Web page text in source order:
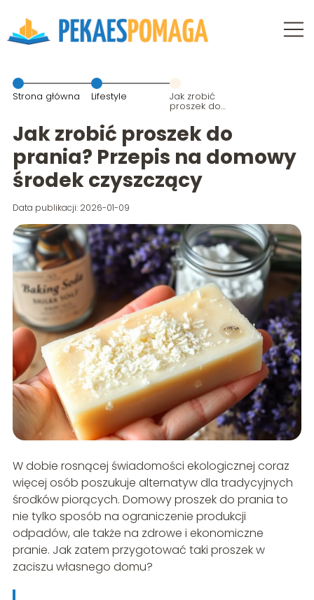
Strona główna Lifestyle Jak zrobić
proszek do
Przepis na
domowy
czyszczący
Jak zrobić proszek do
prania? Przepis na domowy
środek czyszczący
Data publikacji: 2026-01-09
W dobie rosnącej świadomości ekologicznej coraz
więcej osób poszukuje alternatyw dla tradycyjnych
środków piorących. Domowy proszek do prania to
nie tylko sposób na ograniczenie produkcji
odpadów, ale także na zdrowe i ekonomiczne
pranie. Jak zatem przygotować taki proszek w
zaciszu własnego domu?